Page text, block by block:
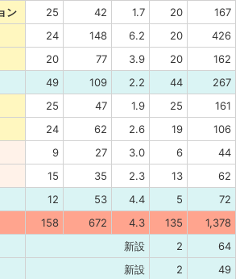
ン
25 42 1.7 20
167
24 148 6.2 20
426
20 77 3.9 20
162
49 109 2.2 44
267
25 47 1.9 25
161
24 62 2.6 19
106
9 27 3.0 6
44
15 35 2.3 13
62
12 53 4.4 5
72
158 672 4.3 135
1,378
新設 2
64
新設 2
49